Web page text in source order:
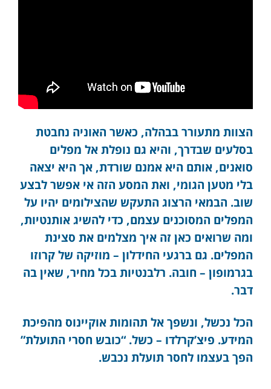
הצוות מתעורר בבהלה, כאשר האוניה נחבטת
בסלעים שבדרך, והיא גם נופלת אל מפלים
סואנים, אותם היא אמנם שורדת, אך היא יצאה
בלי מטען הגומי, ואת המסע הזה אי אפשר לבצע
שוב. הבמאי הרצוג התעקש שהצילומים יהיו על
המפלים המסוכנים עצמם, כדי להשיג אותנטיות,
ומה שרואים כאן זה איך מצלמים את סצינת
המפלים. גם ברגעי החידלון – מוזיקה של קרוזו
בגרמופון – חובה. רלבנטיות בכל מחיר, שאין בה
דבר.
הכל נכשל, ונשפך אל תהומות אוקיינוס מהפיכת
המידע. פיצ’קרלדו – כשל. “כובש חסרי התועלת”
הפך בעצמו לחסר תועלת נכבש.